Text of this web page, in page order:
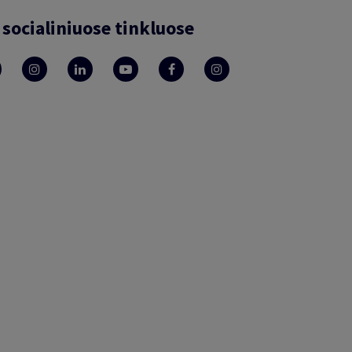
socialiniuose tinkluose